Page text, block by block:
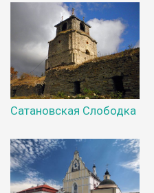
Сатановская Слободка